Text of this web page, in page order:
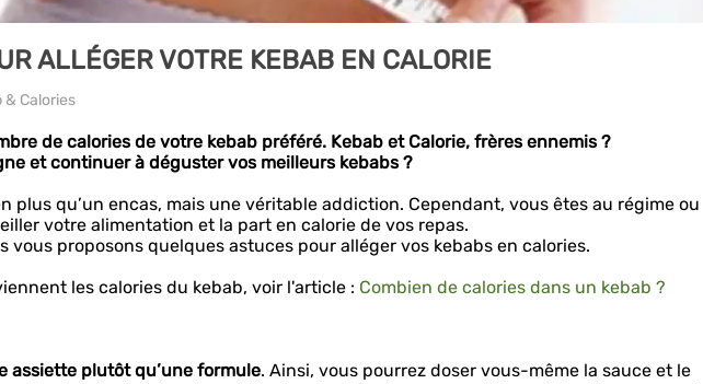
ALLÉGER VOTRE KEBAB EN CALORIE
& Calories
de calories de votre kebab préféré. Kebab et Calorie, frères ennemis ?
et continuer à déguster vos meilleurs kebabs ?
plus qu’un encas, mais une véritable addiction. Cependant, vous êtes au régime ou
votre alimentation et la part en calorie de vos repas.
vous proposons quelques astuces pour alléger vos kebabs en calories.
les calories du kebab, voir l'article : Combien de calories dans un kebab ?
assiette plutôt qu’une formule. Ainsi, vous pourrez doser vous-même la sauce et le